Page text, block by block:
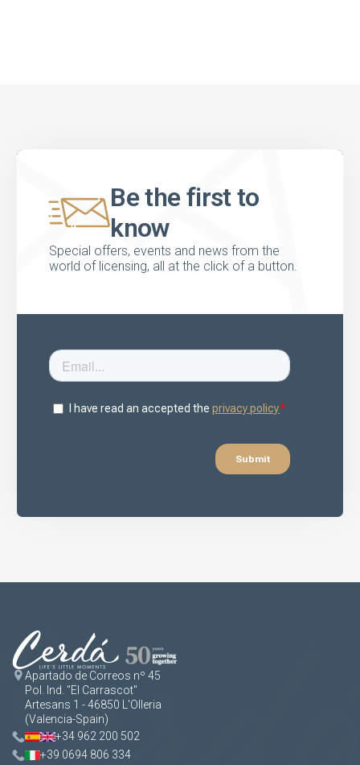
Be the first to
know
Special offers, events and news from the
world of licensing, all at the click of a button.
Apartado de Correos nº 45
Pol. Ind. "El Carrascot"
Artesans 1 - 46850 L'Olleria
(Valencia-Spain)
+34 962 200 502
+39 0694 806 334